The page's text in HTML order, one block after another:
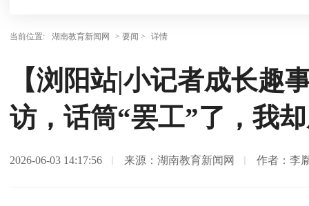
当前位置: 湖南教育新闻网 > 要闻 > 详情
【浏阳站|小记者成长趣
访，话筒“罢工”了，我
2026-06-03 14:17:56 来源：湖南教育新闻网 作者：李